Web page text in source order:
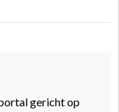
gericht op